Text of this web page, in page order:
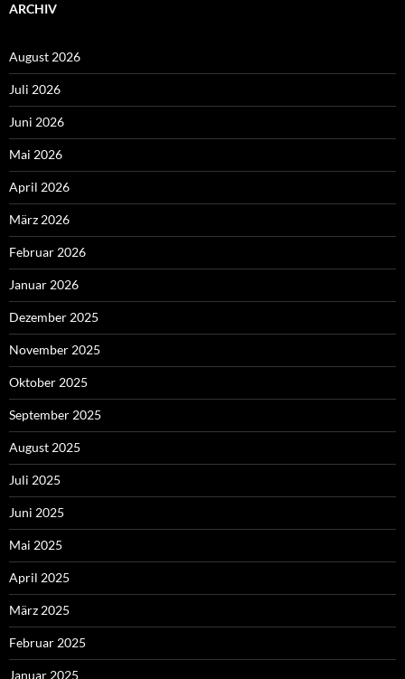
ARCHIV
August 2026
Juli 2026
Juni 2026
Mai 2026
April 2026
März 2026
Februar 2026
Januar 2026
Dezember 2025
November 2025
Oktober 2025
September 2025
August 2025
Juli 2025
Juni 2025
Mai 2025
April 2025
März 2025
Februar 2025
Januar 2025